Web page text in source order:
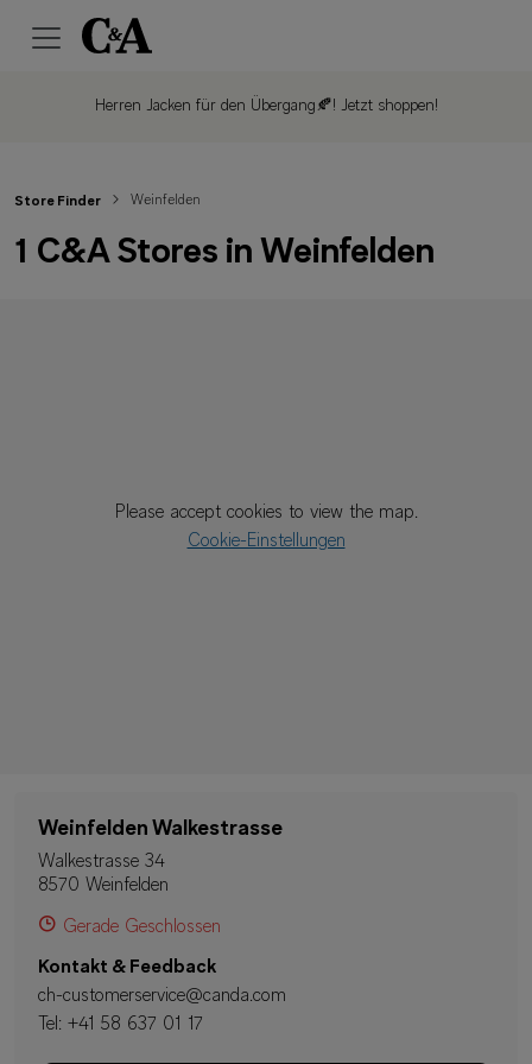
Herren Jacken für den Übergang🍂! Jetzt shoppen!
Please accept cookies to view the map.
Cookie-Einstellungen
Store Finder Weinfelden
1 C&A Stores in Weinfelden
Weinfelden Walkestrasse
Walkestrasse 34
8570 Weinfelden
Gerade Geschlossen
Kontakt & Feedback
ch-customerservice@canda.com
Tel: +41 58 637 01 17